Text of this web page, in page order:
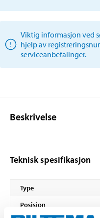
Viktig informasjon ved
hjelp av
serviceanbefalinger.
Beskrivelse
Teknisk spesifikasjon
Type
Posisjon